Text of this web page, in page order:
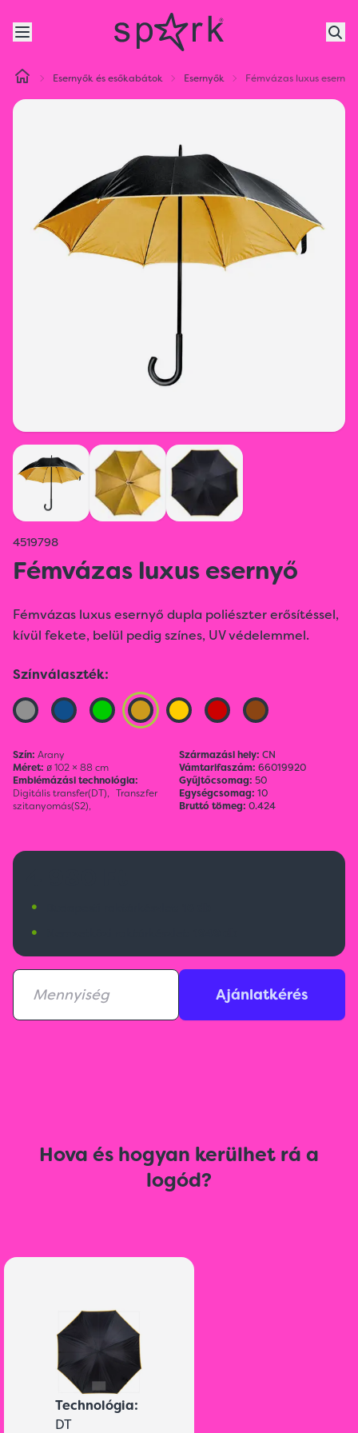
Esernyők és esőkabátok Esernyők Fémvázas luxus esernyő
4519798
Fémvázas luxus esernyő
Fémvázas luxus esernyő dupla poliészter erősítéssel,
kívül fekete, belül pedig színes, UV védelemmel.
Színválaszték:
Szín: Arany
Méret: ø 102 × 88 cm
Emblémázási technológia:
Digitális transfer(DT), Transzfer
szitanyomás(S2),
Származási hely: CN
Vámtarifaszám: 66019920
Gyűjtőcsomag: 50
Egységcsomag: 10
Bruttó tömeg: 0.424
•
•
Ajánlatkérés
Hova és hogyan kerülhet rá a
logód?
Technológia:
DT